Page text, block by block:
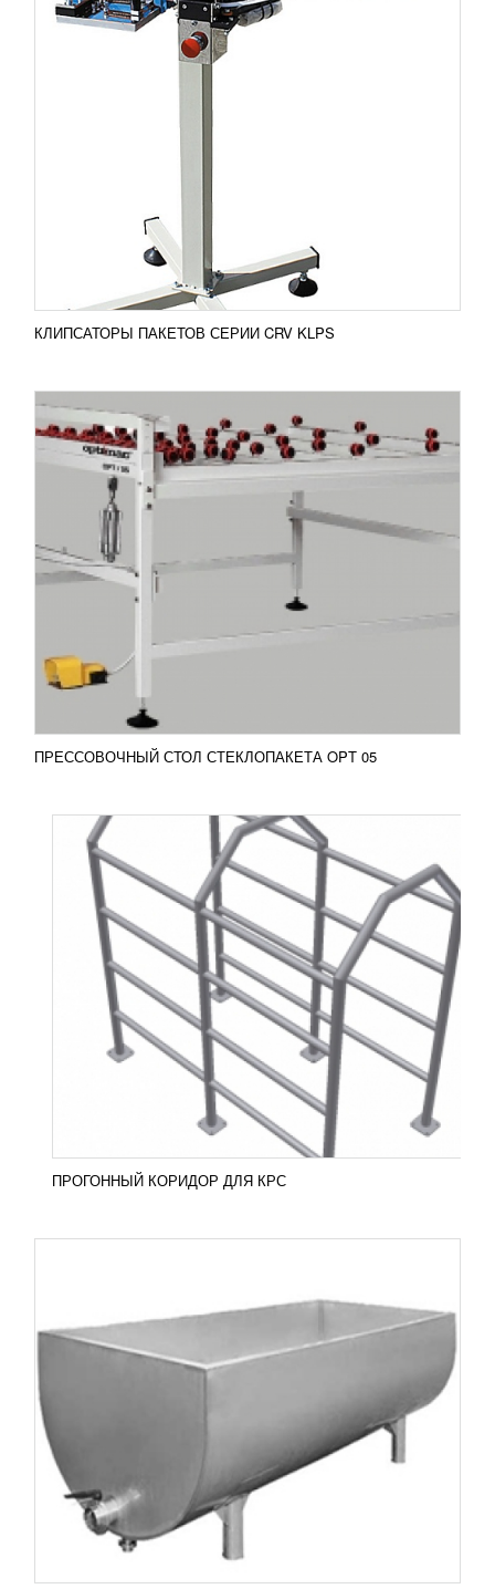
КЛИПСАТОРЫ ПАКЕТОВ СЕРИИ CRV KLPS
RUB
ПОДРОБНЕЕ
ПРЕССОВОЧНЫЙ СТОЛ СТЕКЛОПАКЕТА OPT 05
ПРОГОННЫЙ КОРИДОР ДЛЯ КРС
УЗНАТЬ ЦЕНУ
Прогонный коридор КРС применяется с целью
переведения животных к боксу глушения с
предубойного помещения. К вашему вниманию
предлагаются прогонные...
ПОДРОБНЕЕ
ПРОГОННЫЙ КОРИДОР ДЛЯ КРС
ВАННА ТВОРОЖНАЯ ВТН-2,5
393 301RUB
Ванна творожная ВТН-2,5 применяется при
производстве творога классическим способом.
Оборудование используется для тепловой
обработки молока,...
Добавить в сравнение
ТРУБЧАТЫЕ ПОДВЕСНЫЕ ПУТИ
Трубчатые подвесные пути предназначены для
транспортировки свиных и говяжих полутуш.
Возможна поставка гравитационных или
автоматических подвесных...
ПОДРОБНЕЕ